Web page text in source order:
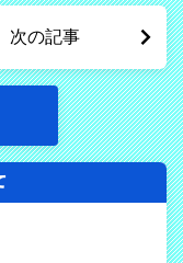
次の記事